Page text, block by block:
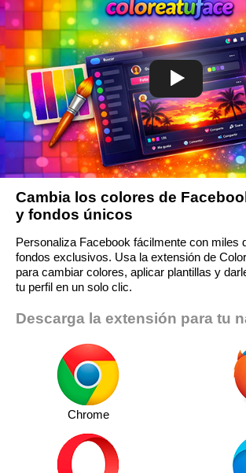
Cambia los colores de
y fondos únicos
Personaliza Facebook fácilmente con miles
fondos exclusivos. Usa la extensión de
para cambiar colores, aplicar plantillas y
tu perfil en un solo clic.
Descarga la extensión para tu
Chrome